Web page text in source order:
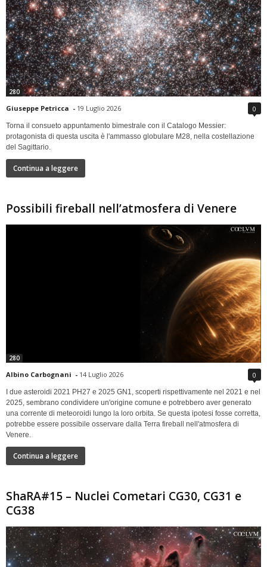
280
Giuseppe Petricca - 19 Luglio 2026 0
Torna il consueto appuntamento bimestrale con il Catalogo Messier:
protagonista di questa uscita è l'ammasso globulare M28, nella costellazione
del Sagittario.
Continua a leggere
Possibili fireball nell’atmosfera di Venere
280
Albino Carbognani - 14 Luglio 2026 0
I due asteroidi 2021 PH27 e 2025 GN1, scoperti rispettivamente nel 2021 e nel
2025, sembrano condividere un'origine comune e potrebbero aver generato
una corrente di meteoroidi lungo la loro orbita. Se questa ipotesi fosse corretta,
potrebbe essere possibile osservare dalla Terra fireball nell'atmosfera di
Venere.
Continua a leggere
ShaRA#15 – Nuclei Cometari CG30, CG31 e
CG38